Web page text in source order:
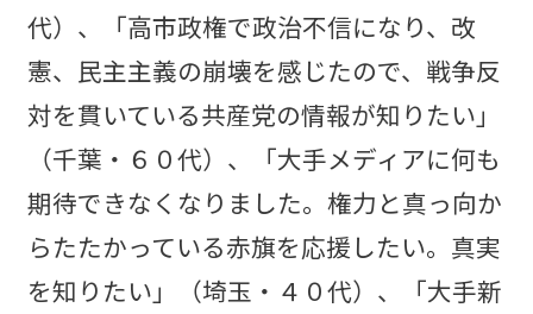
代）、「高市政権で政治不信になり、改
憲、民主主義の崩壊を感じたので、戦争反
対を貫いている共産党の情報が知りたい」
（千葉・６０代）、「大手メディアに何も
期待できなくなりました。権力と真っ向か
らたたかっている赤旗を応援したい。真実
を知りたい」（埼玉・４０代）、「大手新